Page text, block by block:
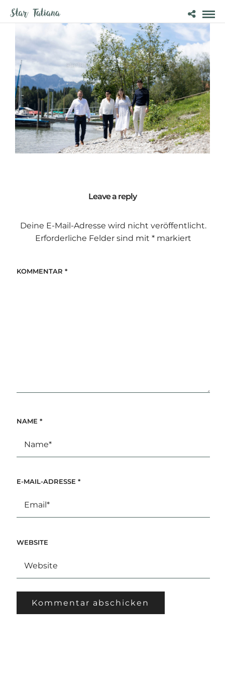
Leave a reply
Deine E-Mail-Adresse wird nicht veröffentlicht.
Erforderliche Felder sind mit *markiert
KOMMENTAR *
NAME *
E-MAIL-ADRESSE *
WEBSITE